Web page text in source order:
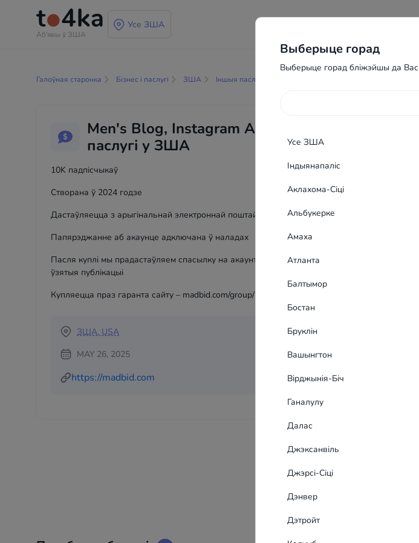
Аб'явы ў ЗША
Усе ЗША
Галоўная старонка Бізнес і паслугі ЗША Іншыя паслугі
Men's Blog, Instagram Account - Іншыя
паслугі у ЗША
10K падпісчыкаў
Створана ў 2024 годзе
Дастаўляецца ​​з арыгінальнай электроннай поштай
Папярэджанне аб акаунце адключана ў наладах
Пасля куплі мы прадастаўляем спасылку на акаунт дароўшчыка, з якога былі
ўзятыя публікацыі
Купляецца праз гаранта сайту – madbid.com/group/20646
ЗША, USA
MAY 26, 2025
https://madbid.com
Выберыце горад
Выберыце горад бліжэйшы да Вас
Усе ЗША
Індыянапаліс
Аклахома-Сіці
Альбукерке
Амаха
Атланта
Балтымор
Бостан
Бруклін
Вашынгтон
Вірджынія-Біч
Ганалулу
Далас
Джэксанвіль
Джэрсі-Сіці
Дэнвер
Дэтройт